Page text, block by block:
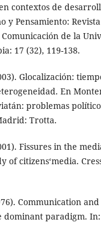
contextos de
y Pensamiento:
de la
17 (32), 119-138.
Glocalización:
En
problemas
Trotta.
Fissures in the
of citizens‘media.
Communication
dominant paradigm. In: